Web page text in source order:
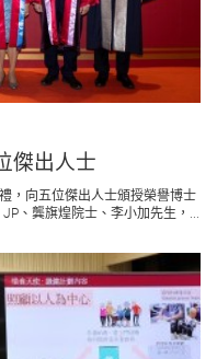
傑出人士
，向五位傑出人士頒授榮譽博士
、龔旗煌院士、李小加先生，...